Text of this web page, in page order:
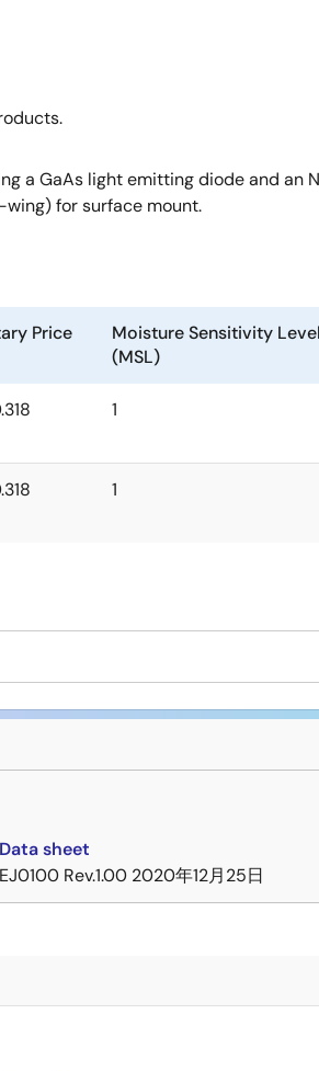
a GaAs light emitting diode and an
wing) for surface mount.
Price
Moisture Sensitivity Level
(MSL)
1
1
sheet
Rev.1.00 2020年12月25日